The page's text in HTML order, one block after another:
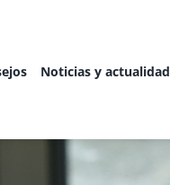
Noticias y actualidad